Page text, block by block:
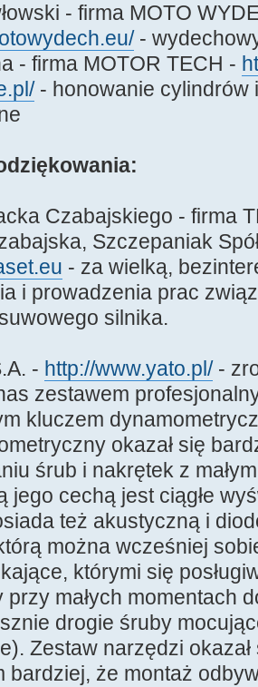
- firma MOTO
-
- firma MOTOR TECH -
- honowanie cylindrów
Czabajskiego - firma
Szczepaniak
- za wielką,
i prowadzenia prac
silnika.
- http://www.yato.pl/-
zestawem
kluczem
okazał się
śrub i nakrętek z
jego cechą jest ciągłe
też akustyczną i
można wcześniej
którymi się
przy małych momentach
drogie śruby
Zestaw narzędzi
bardziej, że montaż